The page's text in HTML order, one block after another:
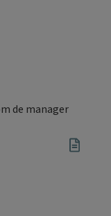
de manager